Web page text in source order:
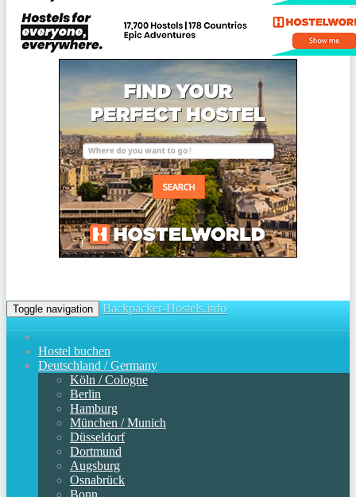
Toggle navigation Backpacker-Hostels.info
Hostel buchen
Deutschland / Germany
Köln / Cologne
Berlin
Hamburg
München / Munich
Düsseldorf
Dortmund
Augsburg
Osnabrück
Bonn